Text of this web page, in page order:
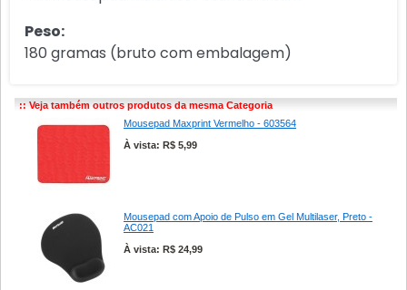
Peso:
180 gramas (bruto com embalagem)
:: Veja também outros produtos da mesma Categoria
Mousepad Maxprint Vermelho - 603564
À vista: R$ 5,99
Mousepad com Apoio de Pulso em Gel Multilaser, Preto -
AC021
À vista: R$ 24,99